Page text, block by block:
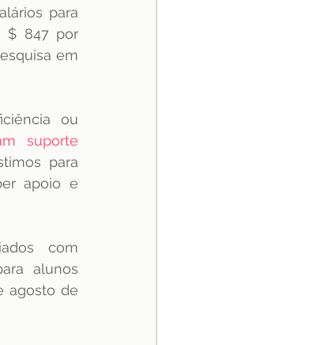
para
$ 847 por
em
suporte
para
apoio e
com
alunos
agosto de